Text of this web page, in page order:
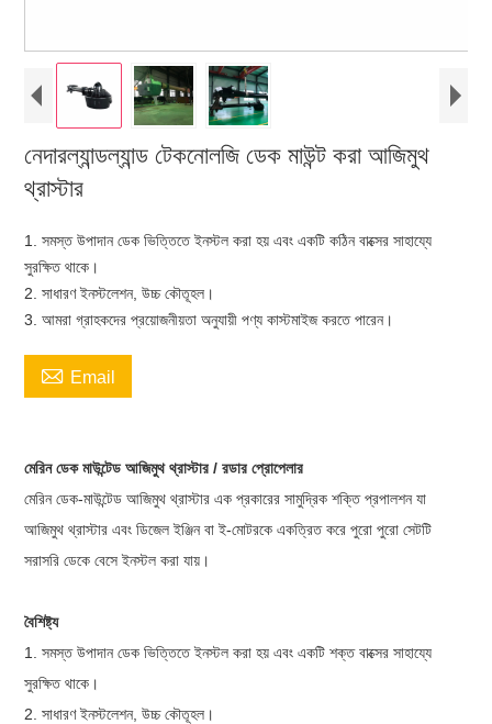
নেদারল্যান্ডল্যান্ড টেকনোলজি ডেক মাউন্ট করা আজিমুথ
থ্রাস্টার
1. সমস্ত উপাদান ডেক ভিত্তিতে ইনস্টল করা হয় এবং একটি কঠিন বাক্সের সাহায্যে
সুরক্ষিত থাকে।
2. সাধারণ ইনস্টলেশন, উচ্চ কৌতূহল।
3. আমরা গ্রাহকদের প্রয়োজনীয়তা অনুযায়ী পণ্য কাস্টমাইজ করতে পারেন।
 Email
মেরিন ডেক মাউন্টেড আজিমুথ থ্রাস্টার / রডার প্রোপেলার
মেরিন ডেক-মাউন্টেড আজিমুথ থ্রাস্টার এক প্রকারের সামুদ্রিক শক্তি প্রপালশন যা
আজিমুথ থ্রাস্টার এবং ডিজেল ইঞ্জিন বা ই-মোটরকে একত্রিত করে পুরো পুরো সেটটি
সরাসরি ডেকে বেসে ইনস্টল করা যায়।
বৈশিষ্ট্য
1. সমস্ত উপাদান ডেক ভিত্তিতে ইনস্টল করা হয় এবং একটি শক্ত বাক্সের সাহায্যে
সুরক্ষিত থাকে।
2. সাধারণ ইনস্টলেশন, উচ্চ কৌতূহল।